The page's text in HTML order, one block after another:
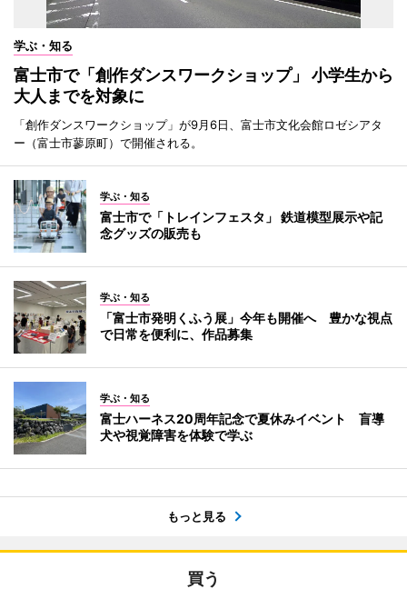
学ぶ・知る
富士市で「創作ダンスワークショップ」 小学生から
大人までを対象に
「創作ダンスワークショップ」が9月6日、富士市文化会館ロゼシアタ
ー（富士市蓼原町）で開催される。
学ぶ・知る
富士市で「トレインフェスタ」 鉄道模型展示や記
念グッズの販売も
学ぶ・知る
「富士市発明くふう展」今年も開催へ 豊かな視点
で日常を便利に、作品募集
学ぶ・知る
富士ハーネス20周年記念で夏休みイベント 盲導
犬や視覚障害を体験で学ぶ
もっと見る
買う